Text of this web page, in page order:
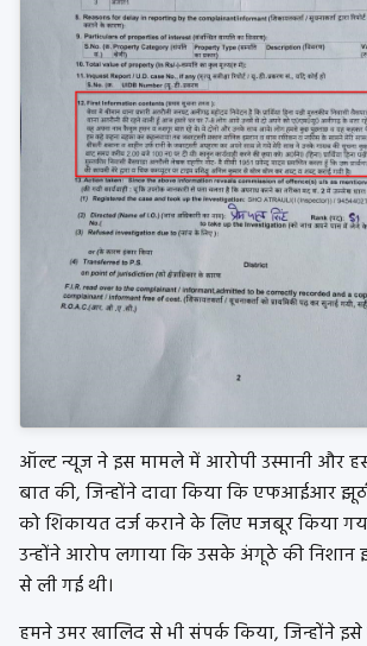
ऑल्ट न्यूज ने इस मामले में आरोपी उस्मानी और
बात की, जिन्होंने दावा किया कि एफआईआर
को शिकायत दर्ज कराने के लिए मजबूर किया
उन्होंने आरोप लगाया कि उसके अंगूठे की निशान
से ली गई थी।
हमने उमर खालिद से भी संपर्क किया, जिन्होंने इसे